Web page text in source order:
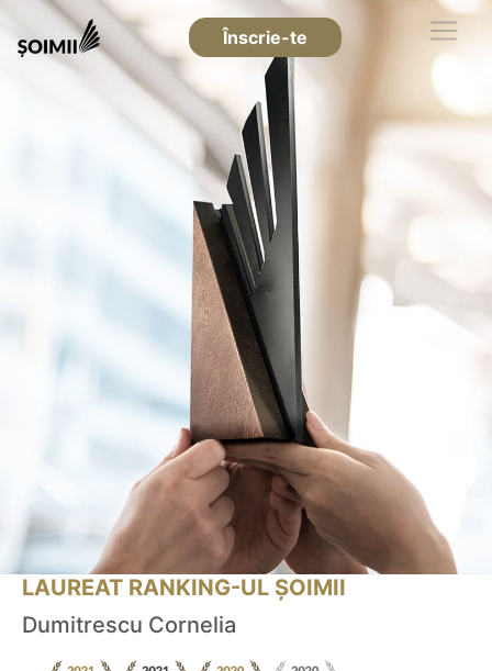
Înscrie-te
LAUREAT RANKING-UL ȘOIMII
Dumitrescu Cornelia